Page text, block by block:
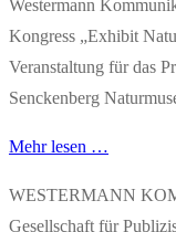
Westermann
Kongress „Exhibit
Veranstaltung für das
Senckenberg
Mehr lesen …
WESTERMANN
Gesellschaft für